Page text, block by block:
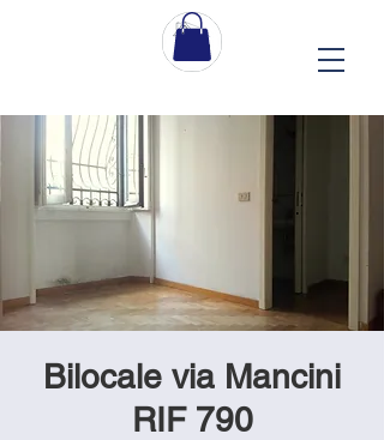
Bilocale via Mancini
RIF 790